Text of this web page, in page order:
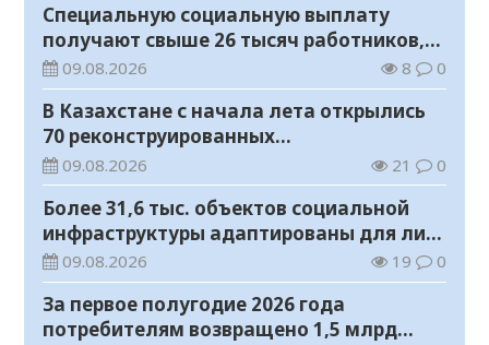
Специальную социальную выплату
получают свыше 26 тысяч работников,
занятых во вредных условиях труда
09.08.2026 8 0
В Казахстане с начала лета открылись
70 реконструированных
железнодорожных вокзалов
09.08.2026 21 0
Более 31,6 тыс. объектов социальной
инфраструктуры адаптированы для лиц
с инвалидностью
09.08.2026 19 0
За первое полугодие 2026 года
потребителям возвращено 1,5 млрд